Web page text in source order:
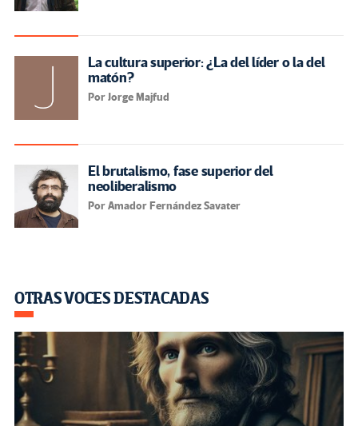
La cultura superior: ¿La del líder o la del
matón?
Por Jorge Majfud
El brutalismo, fase superior del
neoliberalismo
Por Amador Fernández Savater
OTRAS VOCES DESTACADAS